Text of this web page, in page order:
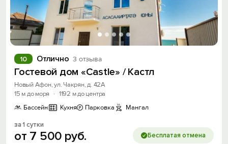
Отлично 3 отзыва
10
Гостевой дом «Castle» / Кастл
Новый Афон, ул. Чакрян, д. 42А
15 м до моря
· 1192 м до центра
Бассейн
Кухня Парковка Мангал
за 1 сутки
от 7 500 руб. Бесплатая отмена